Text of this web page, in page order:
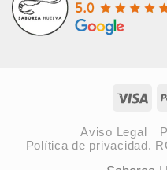
Aviso Legal
Política de privacidad.